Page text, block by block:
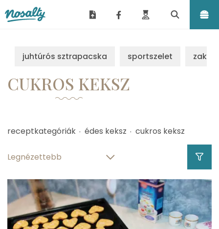
juhtúrós sztrapacska sportszelet
CUKROS KEKSZ
receptkategóriák édes keksz cukros keksz